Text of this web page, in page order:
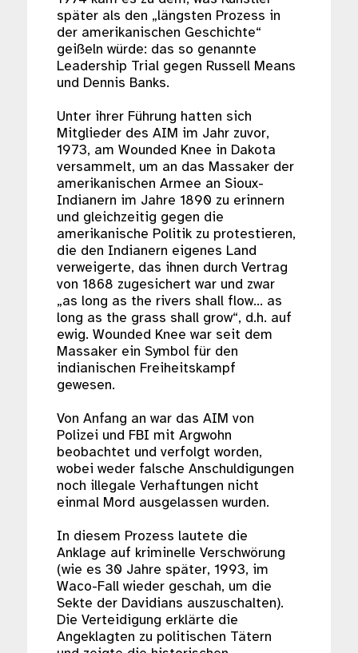
später als den „längsten Prozess in
der amerikanischen Geschichte“
geißeln würde: das so genannte
Leadership Trial gegen Russell Means
und Dennis Banks.
Unter ihrer Führung hatten sich
Mitglieder des AIM im Jahr zuvor,
1973, am Wounded Knee in Dakota
versammelt, um an das Massaker der
amerikanischen Armee an Sioux-
Indianern im Jahre 1890 zu erinnern
und gleichzeitig gegen die
amerikanische Politik zu protestieren,
die den Indianern eigenes Land
verweigerte, das ihnen durch Vertrag
von 1868 zugesichert war und zwar
„as long as the rivers shall flow… as
long as the grass shall grow“, d.h. auf
ewig. Wounded Knee war seit dem
Massaker ein Symbol für den
indianischen Freiheitskampf
gewesen.
Von Anfang an war das AIM von
Polizei und FBI mit Argwohn
beobachtet und verfolgt worden,
wobei weder falsche Anschuldigungen
noch illegale Verhaftungen nicht
einmal Mord ausgelassen wurden.
In diesem Prozess lautete die
Anklage auf kriminelle Verschwörung
(wie es 30 Jahre später, 1993, im
Waco-Fall wieder geschah, um die
Sekte der Davidians auszuschalten).
Die Verteidigung erklärte die
Angeklagten zu politischen Tätern